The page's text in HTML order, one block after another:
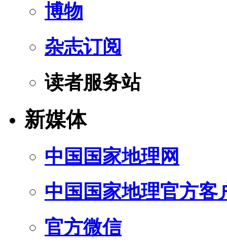
博物
杂志订阅
读者服务站
新媒体
中国国家地理网
中国国家地理官方客
官方微信